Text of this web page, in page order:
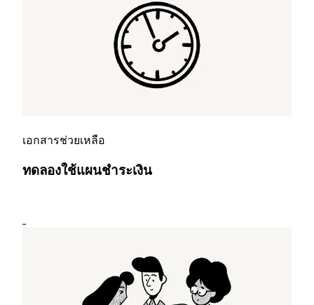
เอกสารช่วยเหลือ
ทดลองใช้แผนชำระเงิน